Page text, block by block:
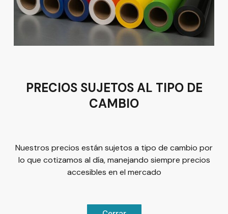
Av del Astillero 129 Centro bodeguero Las Trojes León,
Guanajuato
Tel:(477) 776 8994
Términos y condiciones
PRECIOS SUJETOS AL TIPO DE
CAMBIO
Nuestros precios están sujetos a tipo de cambio por
lo que cotizamos al día, manejando siempre precios
accesibles en el mercado